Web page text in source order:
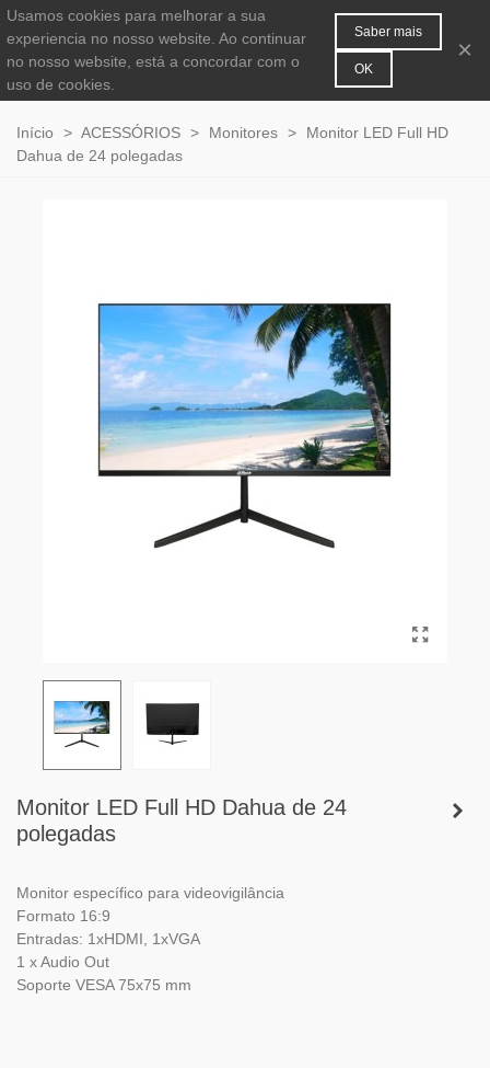
0
Início > ACESSÓRIOS > Monitores >
Monitor LED Full HD
Dahua de 24 polegadas
Monitor LED Full HD Dahua de 24
polegadas
Monitor específico para videovigilância
Formato 16:9
Entradas: 1xHDMI, 1xVGA
1 x Audio Out
Soporte VESA 75x75 mm
Usamos cookies para melhorar a sua
experiencia no nosso website. Ao continuar
no nosso website, está a concordar com o
uso de cookies.
Saber mais
OK
×